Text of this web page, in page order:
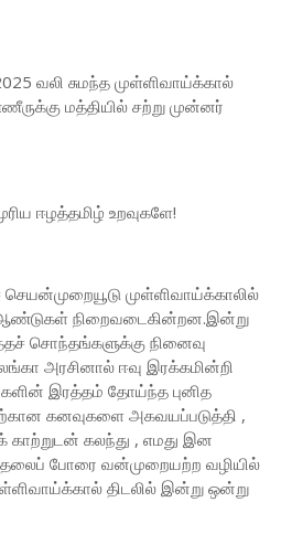
வலி சுமந்த முள்ளிவாய்க்கால்
மத்தியில் சற்று முன்னர்
ஈழத்தமிழ் உறவுகளே!
செயன்முறையூடு முள்ளிவாய்க்காலில்
நிறைவடைகின்றன.இன்று
சொந்தங்களுக்கு நினைவு
அரசினால் ஈவு இரக்கமின்றி
இரத்தம் தோய்ந்த புனித
கனவுகளை அகவயப்படுத்தி ,
காற்றுடன் கலந்து , எமது இன
போரை வன்முறையற்ற வழியில்
திடலில் இன்று ஒன்று